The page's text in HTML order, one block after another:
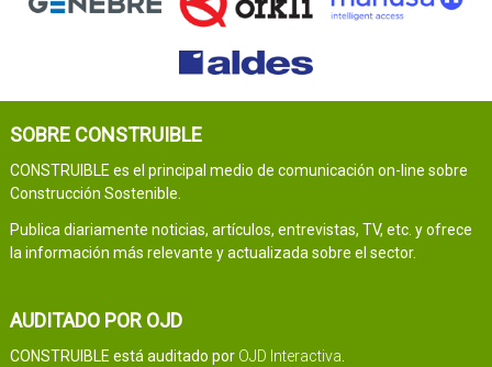
SOBRE CONSTRUIBLE
CONSTRUIBLE es el principal medio de comunicación on-line sobre
Construcción Sostenible.
Publica diariamente noticias, artículos, entrevistas, TV, etc. y ofrece
la información más relevante y actualizada sobre el sector.
AUDITADO POR OJD
CONSTRUIBLE está auditado por OJD Interactiva